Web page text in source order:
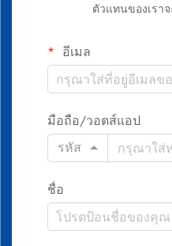
ตัวแทนของเรา
อีเมล
มือถือ/วอตส์แอป
รหัส
ชื่อ